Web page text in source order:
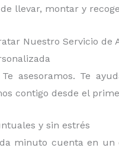
llevar, montar y
Nuestro Servicio de
asesoramos. Te
contigo desde el
y sin estrés
minuto cuenta en un